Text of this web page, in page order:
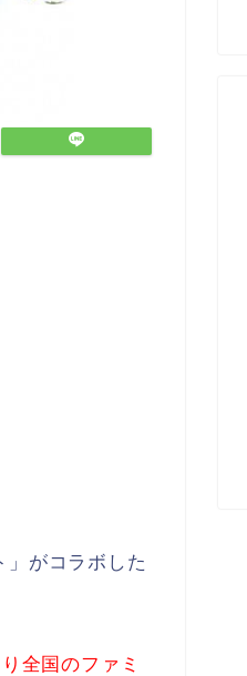
」がコラボした
全国のファミ